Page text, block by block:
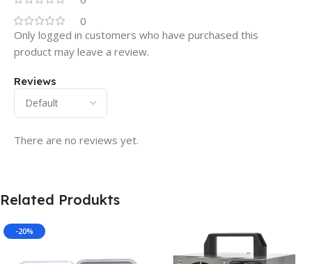
0
Reviews
There are no reviews yet.
Only logged in customers who have purchased this
product may leave a review.
Related Produkts
-20%